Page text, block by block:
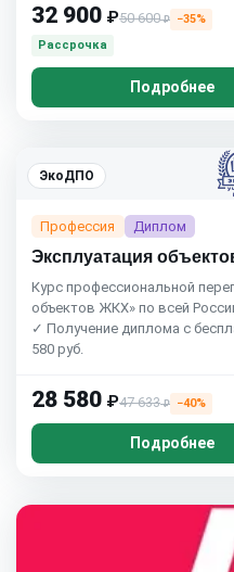
32 900 ₽50 600₽
−35%
Рассрочка
Подробнее
ЭкоДПО
Профессия Диплом
Эксплуатация
Курс профессиональной
объектов ЖКХ» по всей
✓ Получение диплома с
580 руб.
28 580 ₽47 633₽ −40%
Подробнее